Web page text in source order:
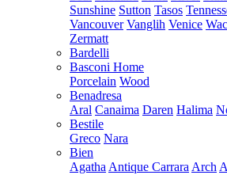
Sunshine Sutton Tasos
Vancouver Vanglih Venice
Zermatt
Bardelli
Basconi Home
Porcelain Wood
Benadresa
Aral Canaima Daren Halima
Bestile
Greco Nara
Bien
Agatha Antique Carrara Arch